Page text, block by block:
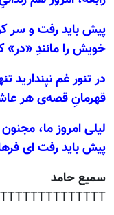
پیش باید رفت و سر
خویش را مانندِ
در تنور غم نپندارید
قهرمانِ قصه‌ی هر
لیلی امروز ما،
پیش باید رفت ای
سمیع حامد